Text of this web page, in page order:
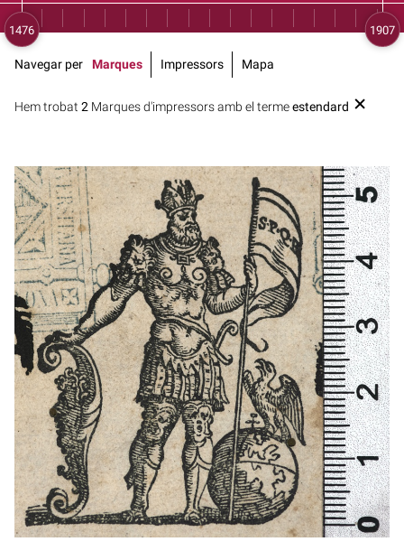
Hem trobat 2 Marques d'impressors amb el termeestendard
Navegar per Marques Impressors Mapa
1572 - 1583 Bolonya (Itàlia)